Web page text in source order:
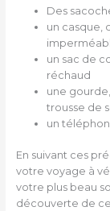
Des
un casque,
un sac de
réchaud
une
trousse de
un
En suivant ces
votre voyage à
votre plus beau
découverte de